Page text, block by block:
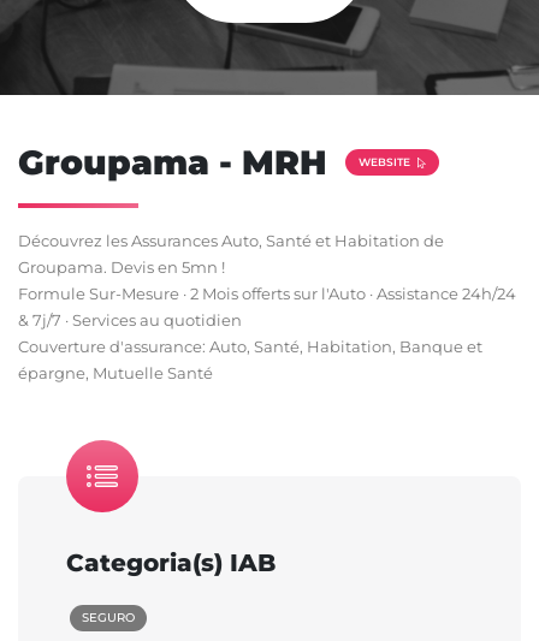
Groupama - MRH WEBSITE
Découvrez les Assurances Auto, Santé et Habitation de
Groupama. Devis en 5mn !
Formule Sur-Mesure · 2 Mois offerts sur l'Auto · Assistance 24h/24
& 7j/7 · Services au quotidien
Couverture d'assurance: Auto, Santé, Habitation, Banque et
épargne, Mutuelle Santé
Categoria(s) IAB
SEGURO